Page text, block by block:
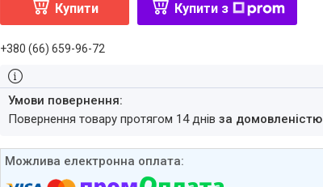
Купити Купити з
+380 (66) 659-96-72
повернення товару протягом 14 днів за домовленістю